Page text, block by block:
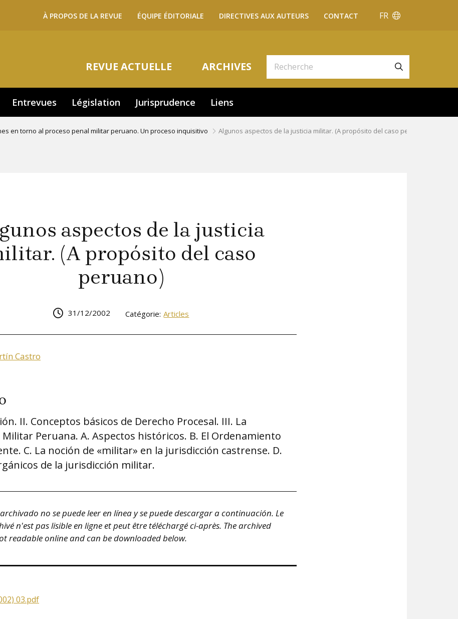
Navigation
À PROPOS DE LA REVUE ÉQUIPE ÉDITORIALE DIRECTIVES AUX AUTEURS CONTACT FR
REVUE ACTUELLE ARCHIVES
Entrevues Législation Jurisprudence Liens
en torno al proceso penal militar peruano. Un proceso inquisitivo Algunos aspectos de la justicia militar. (A propósito del caso peruano)
aspectos de la justicia
(A propósito del caso
peruano)
31/12/2002 Catégorie: Articles
Castro
II. Conceptos básicos de Derecho Procesal. III. La
Militar Peruana. A. Aspectos históricos. B. El Ordenamiento
C. La noción de «militar» en la jurisdicción castrense. D.
de la jurisdicción militar.
no se puede leer en línea y se puede descargar a continuación. Le
n'est pas lisible en ligne et peut être téléchargé ci-après. The archived
readable online and can be downloaded below.
03.pdf